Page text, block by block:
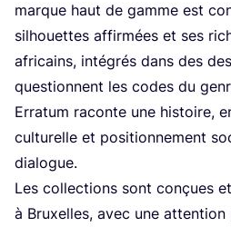
marque haut de gamme est
sil­houettes affir­mées et ses
afri­cains, inté­grés dans des
ques­tionnent les codes du
Erra­tum raconte une his­toire,
cultu­relle et posi­tion­ne­ment
dialogue.
Les col­lec­tions sont conçues
à Bruxelles, avec une